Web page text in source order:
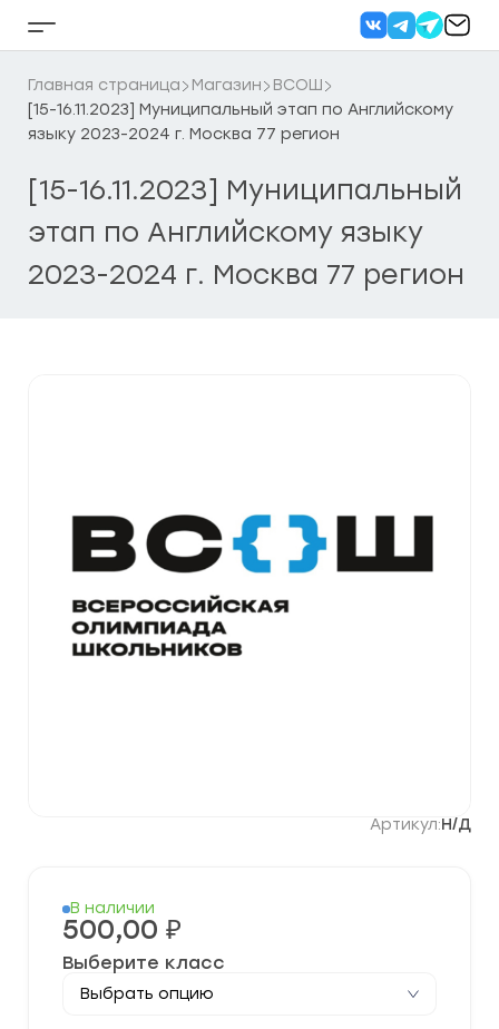
Кнопка
бокового
меню
Главная страница Магазин
ВСОШ
[15-16.11.2023] Муниципальный этап по Английскому
языку 2023-2024 г. Москва 77 регион
[15-16.11.2023] Муниципальный
этап по Английскому языку
2023-2024 г. Москва 77 регион
Артикул:Н/Д
В наличии
500,00 ₽
Выберите класс